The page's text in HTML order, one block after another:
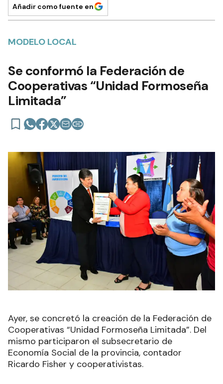
Añadir como fuente en
MODELO LOCAL
Se conformó la Federación de
Cooperativas “Unidad Formoseña
Limitada”
Ayer, se concretó la creación de la Federación de
Cooperativas “Unidad Formoseña Limitada”. Del
mismo participaron el subsecretario de
Economía Social de la provincia, contador
Ricardo Fisher y cooperativistas.